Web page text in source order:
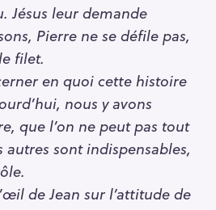
Jésus leur demande
Pierre ne se défile pas,
filet.
en quoi cette histoire
nous y avons
que l’on ne peut pas tout
sont indispensables,
de Jean sur l’attitude de